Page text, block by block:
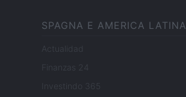
SPAGNA E AMERICA LATINA
Actualidad
Finanzas 24
Investindo 365